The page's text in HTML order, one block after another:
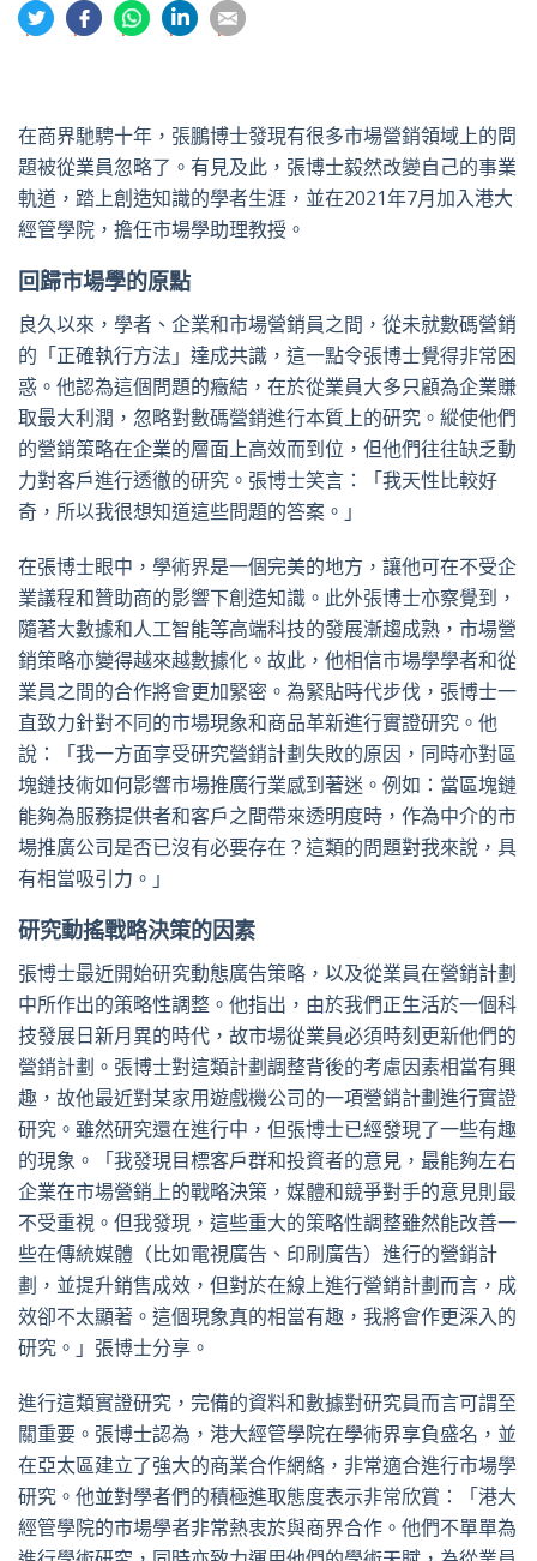
分
享
特
分
享
書
分
享
享
英
享
郵
在商界馳騁十年，張鵬博士發現有很多市場營銷領域上的問
題被從業員忽略了。有見及此，張博士毅然改變自己的事業
軌道，踏上創造知識的學者生涯，並在2021年7月加入港大
經管學院，擔任市場學助理教授。
回歸市場學的原點
良久以來，學者、企業和市場營銷員之間，從未就數碼營銷
的「正確執行方法」達成共識，這一點令張博士覺得非常困
惑。他認為這個問題的癥結，在於從業員大多只顧為企業賺
取最大利潤，忽略對數碼營銷進行本質上的研究。縱使他們
的營銷策略在企業的層面上高效而到位，但他們往往缺乏動
力對客戶進行透徹的研究。張博士笑言：「我天性比較好
奇，所以我很想知道這些問題的答案。」
在張博士眼中，學術界是一個完美的地方，讓他可在不受企
業議程和贊助商的影響下創造知識。此外張博士亦察覺到，
隨著大數據和人工智能等高端科技的發展漸趨成熟，市場營
銷策略亦變得越來越數據化。故此，他相信市場學學者和從
業員之間的合作將會更加緊密。為緊貼時代步伐，張博士一
直致力針對不同的市場現象和商品革新進行實證研究。他
說：「我一方面享受研究營銷計劃失敗的原因，同時亦對區
塊鏈技術如何影響市場推廣行業感到著迷。例如：當區塊鏈
能夠為服務提供者和客戶之間帶來透明度時，作為中介的市
場推廣公司是否已沒有必要存在？這類的問題對我來說，具
有相當吸引力。」
研究動搖戰略決策的因素
張博士最近開始研究動態廣告策略，以及從業員在營銷計劃
中所作出的策略性調整。他指出，由於我們正生活於一個科
技發展日新月異的時代，故市場從業員必須時刻更新他們的
營銷計劃。張博士對這類計劃調整背後的考慮因素相當有興
趣，故他最近對某家用遊戲機公司的一項營銷計劃進行實證
研究。雖然研究還在進行中，但張博士已經發現了一些有趣
的現象。「我發現目標客戶群和投資者的意見，最能夠左右
企業在市場營銷上的戰略決策，媒體和競爭對手的意見則最
不受重視。但我發現，這些重大的策略性調整雖然能改善一
些在傳統媒體（比如電視廣告、印刷廣告）進行的營銷計
劃，並提升銷售成效，但對於在線上進行營銷計劃而言，成
效卻不太顯著。這個現象真的相當有趣，我將會作更深入的
研究。」張博士分享。
進行這類實證研究，完備的資料和數據對研究員而言可謂至
關重要。張博士認為，港大經管學院在學術界享負盛名，並
在亞太區建立了強大的商業合作網絡，非常適合進行市場學
研究。他並對學者們的積極進取態度表示非常欣賞：「港大
經管學院的市場學者非常熱衷於與商界合作。他們不單單為